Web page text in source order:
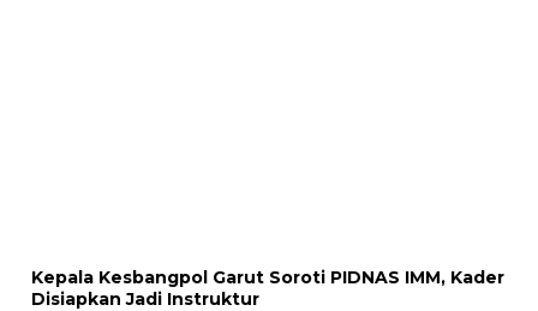
Kepala Kesbangpol Garut Soroti PIDNAS IMM, Kader
Disiapkan Jadi Instruktur